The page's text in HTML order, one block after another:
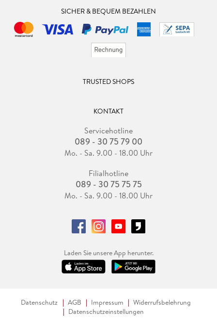
SICHER & BEQUEM BEZAHLEN
TRUSTED SHOPS
KONTAKT
Servicehotline
089 - 30 75 79 00
Mo. - Sa. 9.00 - 18.00 Uhr
Filialhotline
089 - 30 75 75 75
Mo. - Sa. 9.00 - 18.00 Uhr
Laden Sie unsere App herunter.
Datenschutz AGB Impressum
Widerrufsbelehrung
Datenschutzeinstellungen